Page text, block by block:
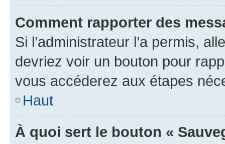
Comment rapporter des
Si l’administrateur l’a permis,
devriez voir un bouton pour
vous accéderez aux étapes
Haut
À quoi sert le bouton «